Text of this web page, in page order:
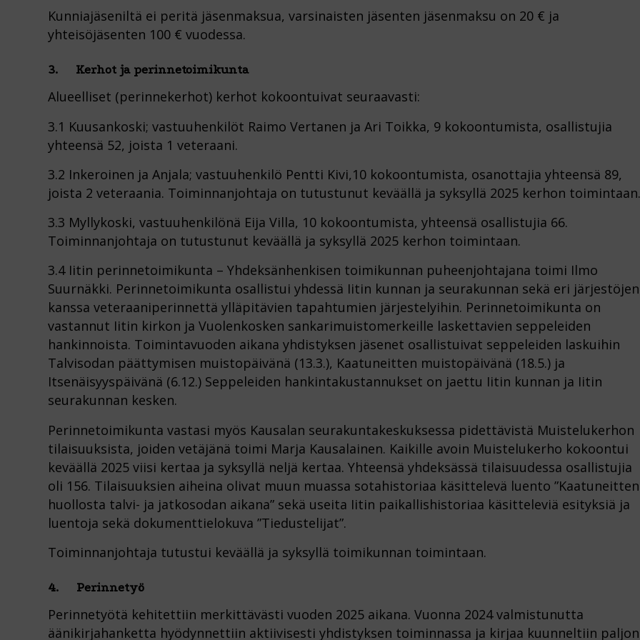
Kunniajäseniltä ei peritä jäsenmaksua, varsinaisten jäsenten jäsenmaksu on 20 € ja
yhteisöjäsenten 100 € vuodessa.
3. Kerhot ja perinnetoimikunta
Alueelliset (perinnekerhot) kerhot kokoontuivat seuraavasti:
3.1 Kuusankoski; vastuuhenkilöt Raimo Vertanen ja Ari Toikka, 9 kokoontumista, osallistujia
yhteensä 52, joista 1 veteraani.
3.2 Inkeroinen ja Anjala; vastuuhenkilö Pentti Kivi,10 kokoontumista, osanottajia yhteensä 89,
joista 2 veteraania. Toiminnanjohtaja on tutustunut keväällä ja syksyllä 2025 kerhon toimintaan.
3.3 Myllykoski, vastuuhenkilönä Eija Villa, 10 kokoontumista, yhteensä osallistujia 66.
Toiminnanjohtaja on tutustunut keväällä ja syksyllä 2025 kerhon toimintaan.
3.4 Iitin perinnetoimikunta – Yhdeksänhenkisen toimikunnan puheenjohtajana toimi Ilmo
Suurnäkki. Perinnetoimikunta osallistui yhdessä Iitin kunnan ja seurakunnan sekä eri järjestöjen
kanssa veteraaniperinnettä ylläpitävien tapahtumien järjestelyihin. Perinnetoimikunta on
vastannut Iitin kirkon ja Vuolenkosken sankarimuistomerkeille laskettavien seppeleiden
hankinnoista. Toimintavuoden aikana yhdistyksen jäsenet osallistuivat seppeleiden laskuihin
Talvisodan päättymisen muistopäivänä (13.3.), Kaatuneitten muistopäivänä (18.5.) ja
Itsenäisyyspäivänä (6.12.) Seppeleiden hankintakustannukset on jaettu Iitin kunnan ja Iitin
seurakunnan kesken.
Perinnetoimikunta vastasi myös Kausalan seurakuntakeskuksessa pidettävistä Muistelukerhon
tilaisuuksista, joiden vetäjänä toimi Marja Kausalainen. Kaikille avoin Muistelukerho kokoontui
keväällä 2025 viisi kertaa ja syksyllä neljä kertaa. Yhteensä yhdeksässä tilaisuudessa osallistujia
oli 156. Tilaisuuksien aiheina olivat muun muassa sotahistoriaa käsittelevä luento ”Kaatuneitten
huollosta talvi- ja jatkosodan aikana” sekä useita Iitin paikallishistoriaa käsitteleviä esityksiä ja
luentoja sekä dokumenttielokuva ”Tiedustelijat”.
Toiminnanjohtaja tutustui keväällä ja syksyllä toimikunnan toimintaan.
4. Perinnetyö
Perinnetyötä kehitettiin merkittävästi vuoden 2025 aikana. Vuonna 2024 valmistunutta
äänikirjahanketta hyödynnettiin aktiivisesti yhdistyksen toiminnassa ja kirjaa kuunneltiin paljon